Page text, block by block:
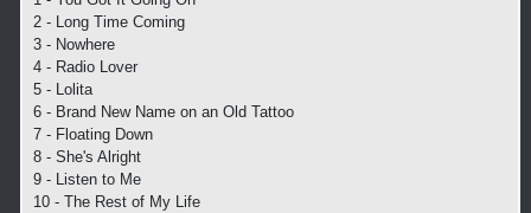
2 - Long Time Coming
3 - Nowhere
4 - Radio Lover
5 - Lolita
6 - Brand New Name on an Old Tattoo
7 - Floating Down
8 - She's Alright
9 - Listen to Me
10 - The Rest of My Life